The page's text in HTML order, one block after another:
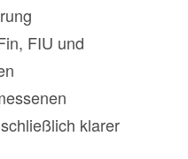
FIU und
klarer